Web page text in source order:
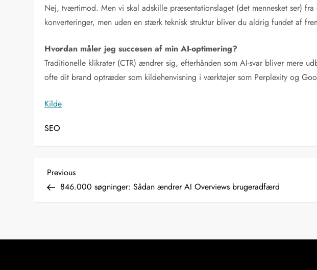
Nej, tværtimod. Men vi skal adskille præsentationslaget (det mennesket ser)
konverteringer, men uden en stærk teknisk struktur bliver du aldrig fundet af
Hvordan måler jeg succesen af min AI-optimering?
Traditionelle klikrater (CTR) ændrer sig, efterhånden som AI-svar bliver mere
ofte dit brand optræder som kildehenvisning i værktøjer som Perplexity og
Kilde
SEO
I
l
Previous
Post
Previous
846.000 søgninger: Sådan ændrer AI Overviews brugeradfærd